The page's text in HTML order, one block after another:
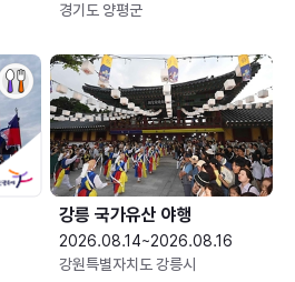
경기도 양평군
강릉 국가유산 야행
2026.08.14~2026.08.16
강원특별자치도 강릉시